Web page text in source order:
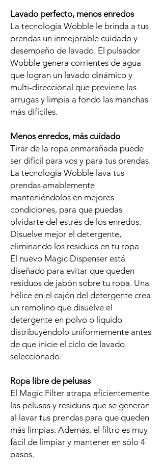
Lavado perfecto, menos enredos
La tecnología Wobble le brinda a tus
prendas un inmejorable cuidado y
desempeño de lavado. El pulsador
Wobble genera corrientes de agua
que logran un lavado dinámico y
multi-direccional que previene las
arrugas y limpia a fondo las manchas
más difíciles.
Menos enredos, más cuidado
Tirar de la ropa enmarañada puede
ser difícil para vos y para tus prendas.
La tecnología Wobble lava tus
prendas amablemente
manteniéndolos en mejores
condiciones, para que puedas
olvidarte del estrés de los enredos.
Disuelve mejor el detergente,
eliminando los residuos en tu ropa
El nuevo Magic Dispenser está
diseñado para evitar que queden
residuos de jabón sobre tu ropa. Una
hélice en el cajón del detergente crea
un remolino que disuelve el
detergente en polvo o líquido
distribuyéndolo uniformemente antes
de que inicie el ciclo de lavado
seleccionado.
Ropa libre de pelusas
El Magic Filter atrapa eficientemente
las pelusas y residuos que se generan
al lavar tus prendas para que queden
más limpias. Además, el filtro es muy
fácil de limpiar y mantener en sólo 4
pasos.